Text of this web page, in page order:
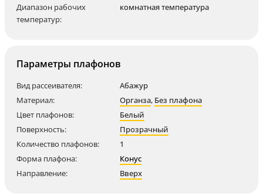
Диапазон рабочих
температур:
комнатная температура
Параметры плафонов
Вид рассеивателя:
Абажур
Материал:
Органза, Без плафона
Цвет плафонов:
Белый
Поверхность:
Прозрачный
Количество плафонов:
1
Форма плафона:
Конус
Направление:
Вверх